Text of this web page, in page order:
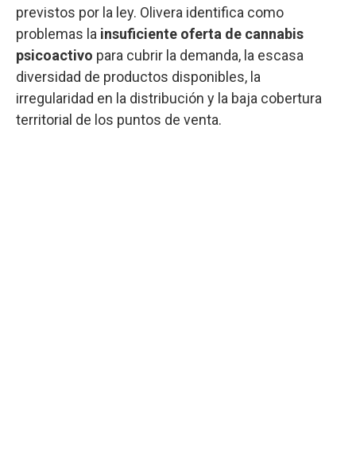
previstos por la ley. Olivera identifica como
problemas la insuficiente oferta de cannabis
psicoactivo para cubrir la demanda, la escasa
diversidad de productos disponibles, la
irregularidad en la distribución y la baja cobertura
territorial de los puntos de venta.